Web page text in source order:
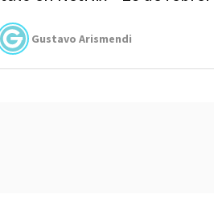
Gustavo Arismendi